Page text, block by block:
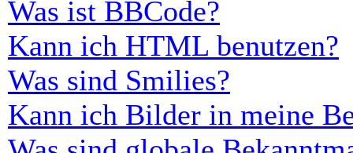
Was ist BBCode?
Kann ich HTML benutzen?
Was sind Smilies?
Kann ich Bilder in meine